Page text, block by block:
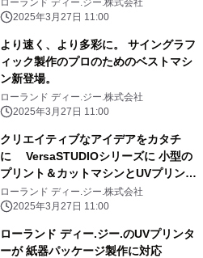
ローランド ディー.ジー.株式会社
2025年3月27日 11:00
より速く、より多彩に。 サイングラフ
ィック製作のプロのためのベストマシ
ン新登場。
ローランド ディー.ジー.株式会社
2025年3月27日 11:00
クリエイティブなアイデアをカタチ
に VersaSTUDIOシリーズに 小型の
プリント＆カットマシンとUVプリンタ
ーが新登場
ローランド ディー.ジー.株式会社
2025年3月27日 11:00
ローランド ディー.ジー.のUVプリンタ
ーが 紙器パッケージ製作に対応